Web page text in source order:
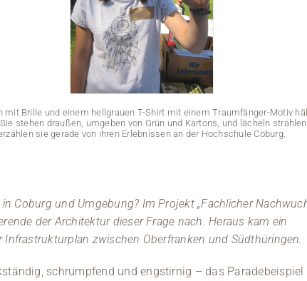
mit Brille und einem hellgrauen T-Shirt mit einem Traumfänger-Motiv
stehen draußen, umgeben von Grün und Kartons, und lächeln
sie gerade von ihren Erlebnissen an der Hochschule Coburg.
in Coburg und Umgebung? Im Projekt „Fachlicher
der Architektur dieser Frage nach. Heraus kam ein
Infrastrukturplan zwischen Oberfranken und Südthüringen.
schrumpfend und engstirnig – das Paradebeispiel